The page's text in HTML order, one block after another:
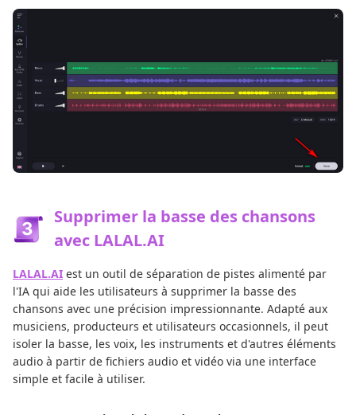
Supprimer la basse des chansons
avec LALAL.AI
LALAL.AI est un outil de séparation de pistes alimenté par
l'IA qui aide les utilisateurs à supprimer la basse des
chansons avec une précision impressionnante. Adapté aux
musiciens, producteurs et utilisateurs occasionnels, il peut
isoler la basse, les voix, les instruments et d'autres éléments
audio à partir de fichiers audio et vidéo via une interface
simple et facile à utiliser.